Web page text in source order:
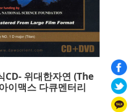
위대한자연 (The
이맥스 다큐멘터리